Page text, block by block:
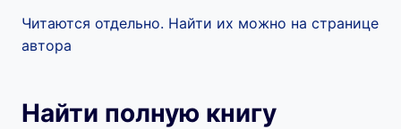
Читаются отдельно. Найти их можно на странице
автора
Найти полную книгу